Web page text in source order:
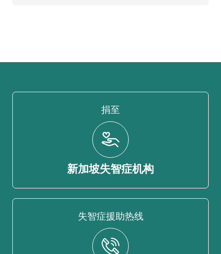
捐至
新加坡失智症机构
失智症援助热线